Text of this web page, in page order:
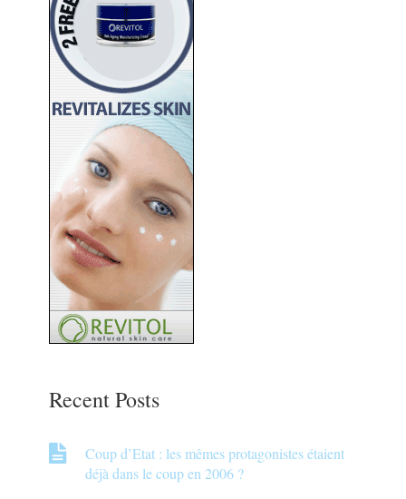
Recent Posts
Coup d’Etat : les mêmes protagonistes étaient
déjà dans le coup en 2006 ?